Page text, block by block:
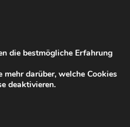
die bestmögliche Erfahrung
mehr darüber, welche Cookies
deaktivieren.